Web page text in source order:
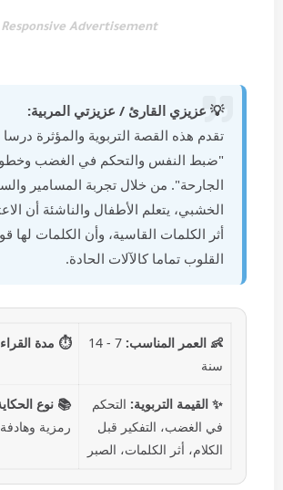
Responsive Advertisement
💡 عزيزي القارئ / عزيزتي المربية:
تقدم هذه القصة التربوية والمؤثرة
"ضبط النفس والتحكم في الغضب
الجارحة". من خلال تجربة المسامير
الخشبي، يتعلم الأطفال والناشئة أن
أثر الكلمات القاسية، وأن الكلمات لها
القلوب تماما كالآلات الحادة.
👶 العمر المناسب:
7 - 14
سنة
⏱️ مدة
✨ القيمة التربوية: التحكم
في الغضب، التفكير قبل
الكلام، أثر الكلمات، الصبر
📚 نوع
رمزية وهادفة